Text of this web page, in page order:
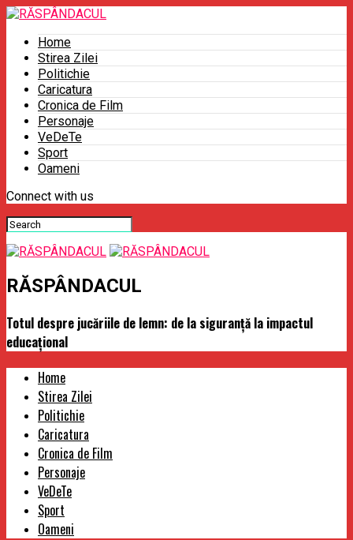
Home
Stirea Zilei
Politichie
Caricatura
Cronica de Film
Personaje
VeDeTe
Sport
Oameni
Connect with us
RĂSPÂNDACUL
Totul despre jucăriile de lemn: de la siguranță la impactul
educațional
Home
Stirea Zilei
Politichie
Caricatura
Cronica de Film
Personaje
VeDeTe
Sport
Oameni